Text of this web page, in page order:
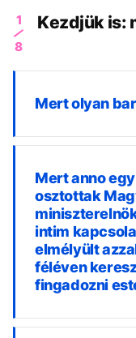
1
8
Kezdjük is:
Mert olyan
Mert anno
osztottak
intim
elmélyült
féléven
fingadozni